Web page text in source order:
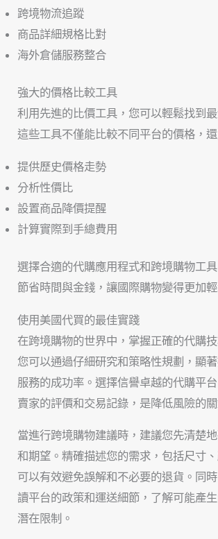
跨境物流追蹤
商品詳細規格比對
海外倉儲服務整合
強大的價格比較工具
利用先進的比價工具，您可以輕鬆找到
這些工具不僅能比較不同平台的價格，還
提供歷史價格走勢
分析性價比
設置商品降價提醒
計算實際到手總費用
選擇合適的代購應用程式和跨境購物工
節省時間與金錢，讓國際購物變得更加輕
使用美國代買的最佳實踐
在跨境購物的世界中，掌握正確的代購
您可以通過仔細研究和策略性規劃，顯
服務的成功率。選擇信譽卓越的代購平
賣家的評價和交易記錄，是降低風險的關
當進行跨境購物建議時，建議您先清楚
和期望。精確描述您的需求，包括尺寸、
可以有效避免誤解和不必要的退貨。同
讀平台的政策和運送細節，了解可能產
潛在限制。